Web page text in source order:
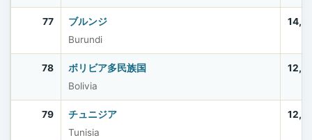
77
ブルンジ
Burundi
78
ボリビア多民族国
Bolivia
79
チュニジア
Tunisia